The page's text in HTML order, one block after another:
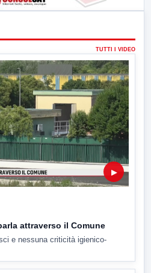
TUTTI I VIDEO
▶
attraverso il Comune
e nessuna criticità igienico-